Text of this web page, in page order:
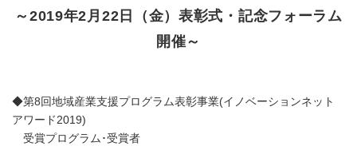
～2019年2月22日（金）表彰式・記念フォーラム
開催～
◆第8回地域産業支援プログラム表彰事業(イノベーションネット
アワード2019)
受賞プログラム･受賞者